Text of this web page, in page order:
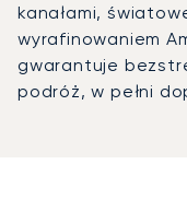
kanałami,
wyrafinowaniem
gwarantuje
podróż, w pełni